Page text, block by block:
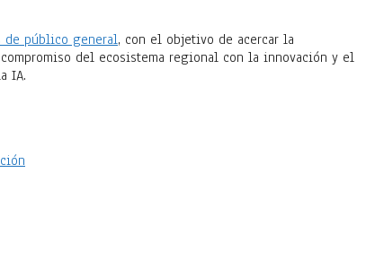
de público general, con el objetivo de acercar la
del ecosistema regional con la innovación y el
IA.